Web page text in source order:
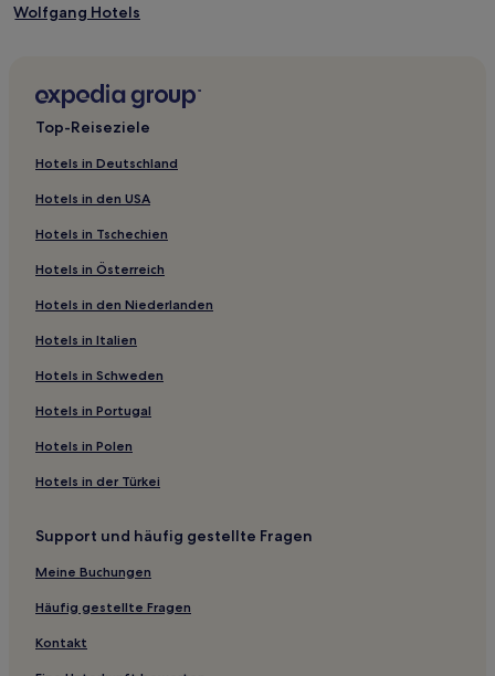
Wolfgang Hotels
Medizin
Kirchheim Hotels
Hotels nahe Bahnhof Wirtheim
Fulda Hotels
Landkreis Giessen: Hotels
Landkreis Fulda: Hotels
Steinheim Hotels
Hotels nahe Bahnhof Hainburg Hainstadt
Top-Reiseziele
Hotels in Deutschland
Hotels in den USA
Hotels in Tschechien
Hotels in Österreich
Hotels in den Niederlanden
Hotels in Italien
Hotels in Schweden
Hotels in Portugal
Hotels in Polen
Hotels in der Türkei
Support und häufig gestellte Fragen
Meine Buchungen
Häufig gestellte Fragen
Kontakt